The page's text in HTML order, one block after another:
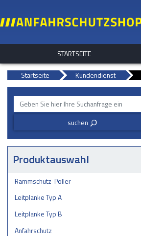
STARTSEITE
Startseite Kundendienst
suchen 3
Produktauswahl
Rammschutz-Poller
Leitplanke Typ A
Leitplanke Typ B
Anfahrschutz